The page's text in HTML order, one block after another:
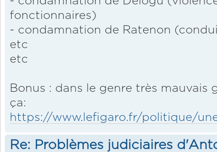
fonctionnaires)
- condamnation de Ratenon
etc
etc
Bonus : dans le genre très mauvais
ça:
https://www.lefigaro.fr/politique/
Re: Problèmes judiciaires